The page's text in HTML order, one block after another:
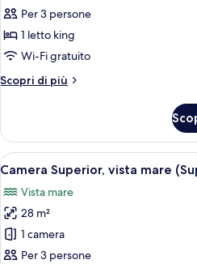
per
Camera
Superior,
piscina
Per 3 persone
1 letto king
Wi-Fi gratuito
Scopri di più
Altri
Superior,
vista
piscina
Apri
tutte
le
foto
per
Camera
3
Camera Superior, vista mare
Vista mare
28 m²
1 camera
Per 3 persone